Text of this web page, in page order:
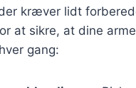
kræver lidt
at sikre, at dine
gang: